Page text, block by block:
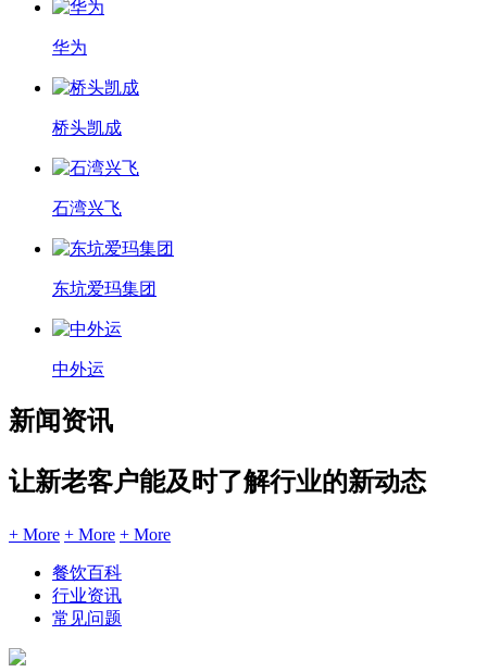
华为
桥头凯成
石湾兴飞
东坑爱玛集团
中外运
新闻资讯
让新老客户能及时了解行业的新动态
+ More + More + More
餐饮百科
行业资讯
常见问题